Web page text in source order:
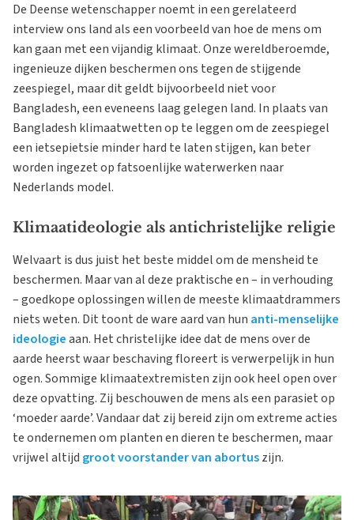
De Deense wetenschapper noemt in een gerelateerd
interview ons land als een voorbeeld van hoe de mens om
kan gaan met een vijandig klimaat. Onze wereldberoemde,
ingenieuze dijken beschermen ons tegen de stijgende
zeespiegel, maar dit geldt bijvoorbeeld niet voor
Bangladesh, een eveneens laag gelegen land. In plaats van
Bangladesh klimaatwetten op te leggen om de zeespiegel
een ietsepietsie minder hard te laten stijgen, kan beter
worden ingezet op fatsoenlijke waterwerken naar
Nederlands model.
Klimaatideologie als antichristelijke religie
Welvaart is dus juist het beste middel om de mensheid te
beschermen. Maar van al deze praktische en – in verhouding
– goedkope oplossingen willen de meeste klimaatdrammers
niets weten. Dit toont de ware aard van hun anti-menselijke
ideologieaan. Het christelijke idee dat de mens over de
aarde heerst waar beschaving floreert is verwerpelijk in hun
ogen. Sommige klimaatextremisten zijn ook heel open over
deze opvatting. Zij beschouwen de mens als een parasiet op
‘moeder aarde’. Vandaar dat zij bereid zijn om extreme acties
te ondernemen om planten en dieren te beschermen, maar
vrijwel altijd groot voorstander van abortuszijn.